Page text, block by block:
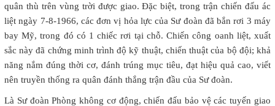
quân thù trên vùng trời được giao. Đặc biệt, trong trận chiến đấu ác
liệt ngày 7-8-1966, các đơn vị hỏa lực của Sư đoàn đã bắn rơi 3 máy
bay Mỹ, trong đó có 1 chiếc rơi tại chỗ. Chiến công oanh liệt, xuất
sắc này đã chứng minh trình độ kỹ thuật, chiến thuật của bộ đội; khả
năng nắm đúng thời cơ, đánh trúng mục tiêu, đạt hiệu quả cao, viết
nên truyền thống ra quân đánh thắng trận đầu của Sư đoàn.
Là Sư đoàn Phòng không cơ động, chiến đấu bảo vệ các tuyến giao